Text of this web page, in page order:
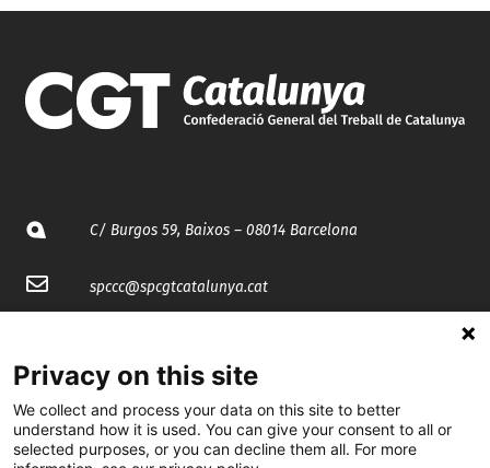
C/ Burgos 59, Baixos – 08014 Barcelona
spccc@spcgtcatalunya.cat
@CGTCatalunya
cgtcatalunya
Privacy on this site
We collect and process your data on this site to better
understand how it is used. You can give your consent to all or
selected purposes, or you can decline them all. For more